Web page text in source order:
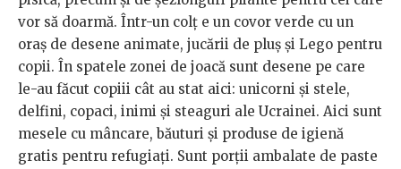
vor să doarmă. Într-un colț e un covor verde cu un
oraș de desene animate, jucării de pluș și Lego pentru
copii. În spatele zonei de joacă sunt desene pe care
le-au făcut copiii cât au stat aici: unicorni și stele,
delfini, copaci, inimi și steaguri ale Ucrainei. Aici sunt
mesele cu mâncare, băuturi și produse de igienă
gratis pentru refugiați. Sunt porții ambalate de paste